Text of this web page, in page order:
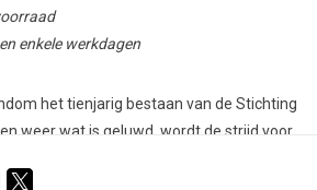
enkele werkdagen
het tienjarig bestaan van de Stichting
weer wat is geluwd, wordt de strijd voor